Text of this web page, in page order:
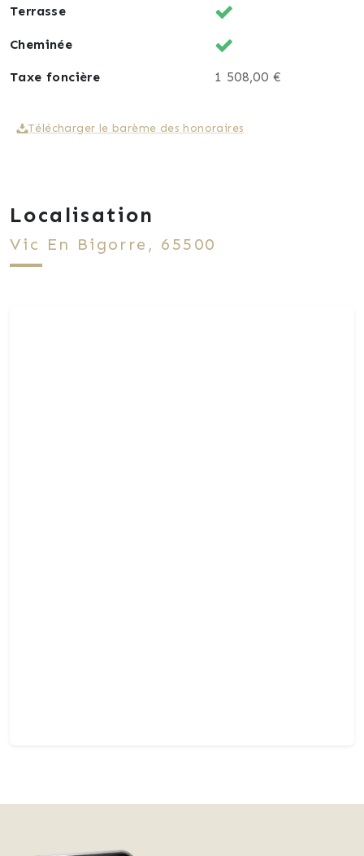
Terrasse
Cheminée
Taxe foncière 1 508,00 €
Télécharger le barème des honoraires
Localisation
Vic En Bigorre, 65500